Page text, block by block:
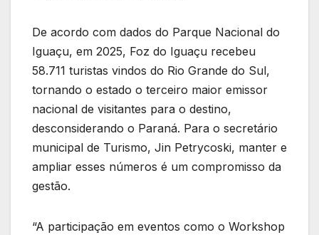
De acordo com dados do Parque Nacional do
Iguaçu, em 2025, Foz do Iguaçu recebeu
58.711 turistas vindos do Rio Grande do Sul,
tornando o estado o terceiro maior emissor
nacional de visitantes para o destino,
desconsiderando o Paraná. Para o secretário
municipal de Turismo, Jin Petrycoski, manter e
ampliar esses números é um compromisso da
gestão.
“A participação em eventos como o Workshop